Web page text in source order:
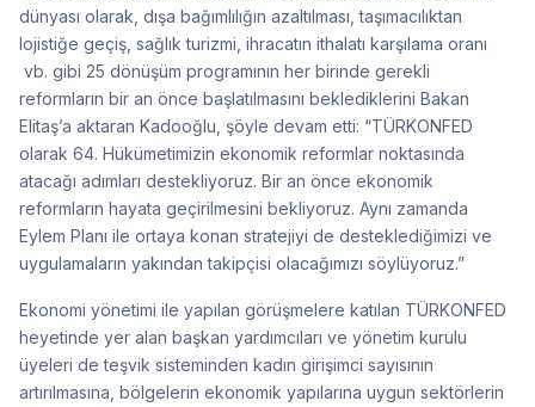
dünyası olarak, dışa bağımlılığın azaltılması, taşımacılıktan
lojistiğe geçiş, sağlık turizmi, ihracatın ithalatı karşılama oranı
vb. gibi 25 dönüşüm programının her birinde gerekli
reformların bir an önce başlatılmasını beklediklerini Bakan
Elitaş’a aktaran Kadooğlu, şöyle devam etti: “TÜRKONFED
olarak 64. Hükümetimizin ekonomik reformlar noktasında
atacağı adımları destekliyoruz. Bir an önce ekonomik
reformların hayata geçirilmesini bekliyoruz. Aynı zamanda
Eylem Planı ile ortaya konan stratejiyi de desteklediğimizi ve
uygulamaların yakından takipçisi olacağımızı söylüyoruz.”
Ekonomi yönetimi ile yapılan görüşmelere katılan TÜRKONFED
heyetinde yer alan başkan yardımcıları ve yönetim kurulu
üyeleri de teşvik sisteminden kadın girişimci sayısının
artırılmasına, bölgelerin ekonomik yapılarına uygun sektörlerin